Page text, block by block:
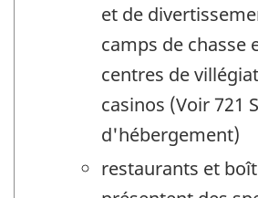
et de
camps de chasse
centres de
casinos (Voir 721
d'hébergement)
restaurants et